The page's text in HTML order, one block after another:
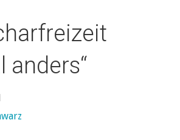
anders“